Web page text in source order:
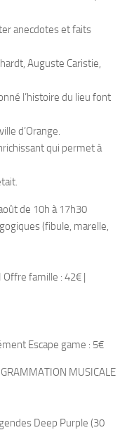
anecdotes et faits
Auguste Caristie,
l’histoire du lieu font
d’Orange.
qui permet à
de 10h à 17h30
(fibule, marelle,
Offre famille : 42€ |
Escape game : 5€
MUSICALE
Deep Purple (30